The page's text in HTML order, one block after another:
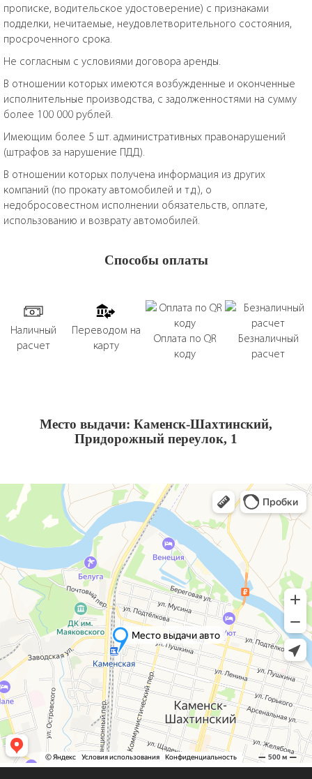
прописке, водительское удостоверение) с признаками
подделки, нечитаемые, неудовлетворительного состояния,
просроченного срока.
Не согласным с условиями договора аренды.
В отношении которых имеются возбужденные и оконченные
исполнительные производства, с задолженностями на сумму
более 100 000 рублей.
Имеющим более 5 шт. административных правонарушений
(штрафов за нарушение ПДД).
В отношении которых получена информация из других
компаний (по прокату автомобилей и т.д.), о
недобросовестном исполнении обязательств, оплате,
использованию и возврату автомобилей.
Способы оплаты
Наличный
расчет
Переводом на
карту
Оплата по QR
коду
Безналичный
расчет
Место выдачи: Каменск-Шахтинский,
Придорожный переулок, 1